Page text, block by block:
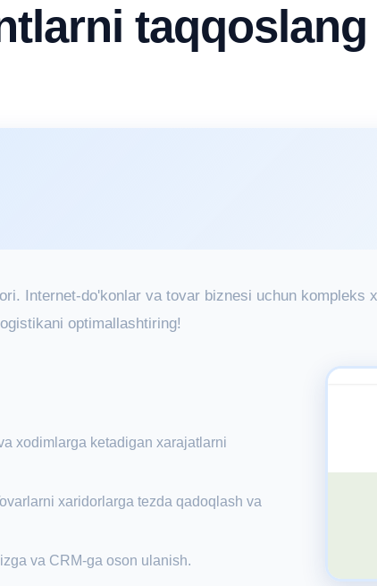
Internet-do'konlar va tovar biznesi uchun kompleks
optimallashtiring!
xodimlarga ketadigan xarajatlarni
xaridorlarga tezda qadoqlash va
va CRM-ga oson ulanish.